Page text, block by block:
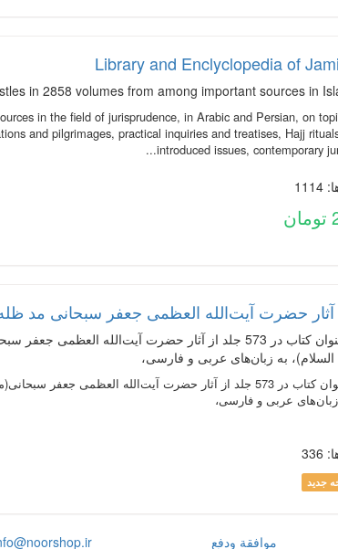
Library and Enclyclopedia of
in the field of jurisprudence, in Arabic and Persian, on
and pilgrimages, practical inquiries and treatises, Hajj
introduced issues, contemporary
حضرت آیت‌الله العظمی جعفر سبحانی مد
متن 336 عنوان کتاب در 573 جلد از آثار حضرت‌
به زبان‌های عربی و فارسی،
متن 336 عنوان کتاب در 573 جلد از آثار حضرت‌ آیت‌الله
زبان‌های عربی و فارسی،
جدید
موافقة ودفع